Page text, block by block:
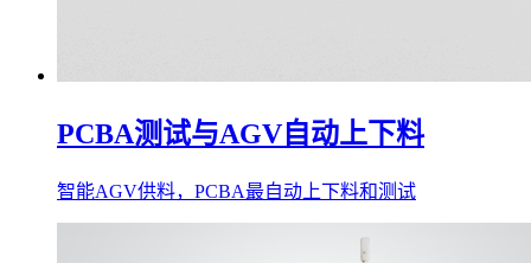
PCBA测试与AGV自动上下料
智能AGV供料，PCBA最自动上下料和测试